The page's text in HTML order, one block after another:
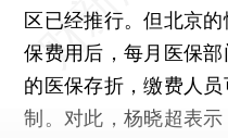
区已经推行。但北京
保费用后，每月医保
的医保存折，缴费人
制。对此，杨晓超表